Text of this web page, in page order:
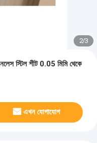
2/3
স্টিল শীট 0.05 মিমি থেকে
এখন যোগাযোগ